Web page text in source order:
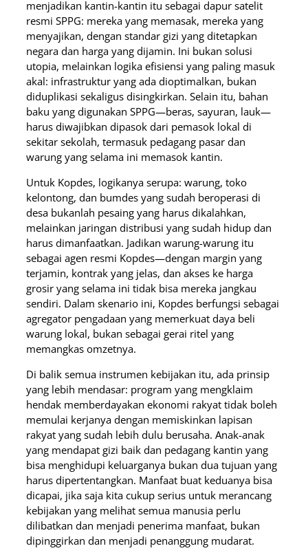
menjadikan kantin-kantin itu sebagai dapur satelit
resmi SPPG: mereka yang memasak, mereka yang
menyajikan, dengan standar gizi yang ditetapkan
negara dan harga yang dijamin. Ini bukan solusi
utopia, melainkan logika efisiensi yang paling masuk
akal: infrastruktur yang ada dioptimalkan, bukan
diduplikasi sekaligus disingkirkan. Selain itu, bahan
baku yang digunakan SPPG—beras, sayuran, lauk—
harus diwajibkan dipasok dari pemasok lokal di
sekitar sekolah, termasuk pedagang pasar dan
warung yang selama ini memasok kantin.
Untuk Kopdes, logikanya serupa: warung, toko
kelontong, dan bumdes yang sudah beroperasi di
desa bukanlah pesaing yang harus dikalahkan,
melainkan jaringan distribusi yang sudah hidup dan
harus dimanfaatkan. Jadikan warung-warung itu
sebagai agen resmi Kopdes—dengan margin yang
terjamin, kontrak yang jelas, dan akses ke harga
grosir yang selama ini tidak bisa mereka jangkau
sendiri. Dalam skenario ini, Kopdes berfungsi sebagai
agregator pengadaan yang memerkuat daya beli
warung lokal, bukan sebagai gerai ritel yang
memangkas omzetnya.
Di balik semua instrumen kebijakan itu, ada prinsip
yang lebih mendasar: program yang mengklaim
hendak memberdayakan ekonomi rakyat tidak boleh
memulai kerjanya dengan memiskinkan lapisan
rakyat yang sudah lebih dulu berusaha. Anak-anak
yang mendapat gizi baik dan pedagang kantin yang
bisa menghidupi keluarganya bukan dua tujuan yang
harus dipertentangkan. Manfaat buat keduanya bisa
dicapai, jika saja kita cukup serius untuk merancang
kebijakan yang melihat semua manusia perlu
dilibatkan dan menjadi penerima manfaat, bukan
dipinggirkan dan menjadi penanggung mudarat.